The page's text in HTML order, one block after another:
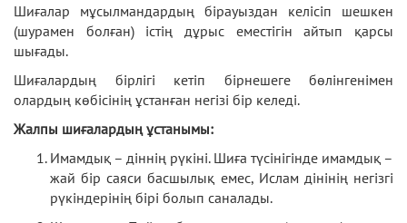
Шиғалар мұсылмандардың бірауыздан келісіп шешкен
(шурамен болған) істің дұрыс еместігін айтып қарсы
шығады.
Шиғалардың бірлігі кетіп бірнешеге бөлінгенімен
олардың көбісінің ұстанған негізі бір келеді.
Жалпы шиғалардың ұстанымы:
Имамдық – діннің рүкіні. Шиға түсінігінде имамдық –
жай бір саяси басшылық емес, Ислам дінінің негізгі
рүкіндерінің бірі болып саналады.